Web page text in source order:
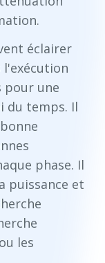
éclairer
l'exécution
pour une
du temps. Il
phase. Il
puissance et
les